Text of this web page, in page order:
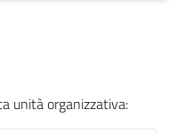
unità organizzativa: